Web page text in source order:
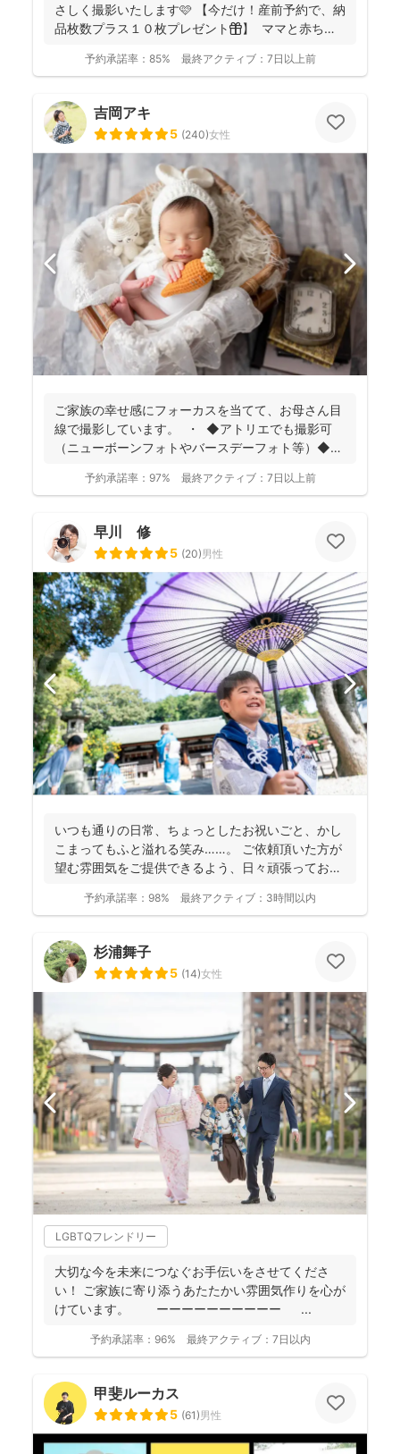
さしく撮影いたします🩷 【今だけ！産前予約で、納
品枚数プラス１０枚プレゼント🎁】 ママと赤ちゃ
予約承諾率： 85% 最終アクティブ： 7日以上前
吉岡アキ
5 (240)女性
ご家族の幸せ感にフォーカスを当てて、お母さん目
線で撮影しています。 ・ ◆アトリエでも撮影可
（ニューボーンフォトやバースデーフォト等）◆
予約承諾率： 97% 最終アクティブ： 7日以上前
早川 修
5 (20)男性
いつも通りの日常、ちょっとしたお祝いごと、かし
こまってもふと溢れる笑み……。 ご依頼頂いた方が
望む雰囲気をご提供できるよう、日々頑張っており
予約承諾率： 98% 最終アクティブ： 3時間以内
杉浦舞子
5 (14)女性
LGBTQフレンドリー
大切な今を未来につなぐお手伝いをさせてくださ
い！ ご家族に寄り添うあたたかい雰囲気作りを心が
けています。 ーーーーーーーーーー ...
予約承諾率： 96% 最終アクティブ： 7日以内
甲斐ルーカス
5 (61)男性